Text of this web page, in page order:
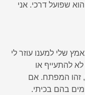
שפועל דרכי. אני
שלי למענו עוזר לי
להתעייף או
זהו המפתח. אם
בהם בכיתי.